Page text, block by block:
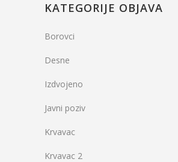
KATEGORIJE OBJAVA
Borovci
Desne
Izdvojeno
Javni poziv
Krvavac
Krvavac 2